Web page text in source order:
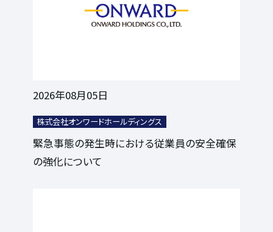
2026年08月05日
株式会社オンワードホールディングス
緊急事態の発生時における従業員の安全確保
の強化について